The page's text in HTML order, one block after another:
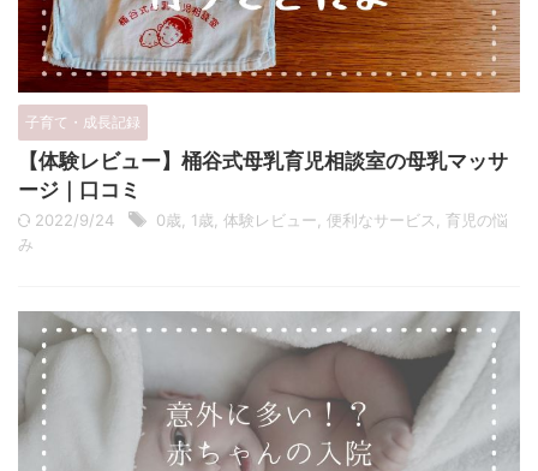
子育て・成長記録
【体験レビュー】桶谷式母乳育児相談室の母乳マッサ
ージ｜口コミ
2022/9/24 0歳, 1歳, 体験レビュー, 便利なサービス, 育児の悩
み